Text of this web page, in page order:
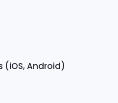
(iOS, Android)